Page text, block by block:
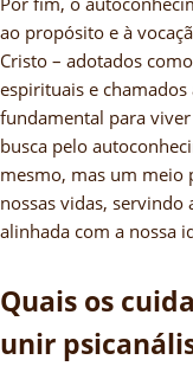
ao propósito e à
Cristo – adotados
espirituais e
fundamental para
busca pelo
mesmo, mas um meio
nossas vidas, servindo
alinhada com a nossa
Quais os
unir